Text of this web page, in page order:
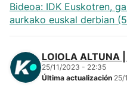
Carreras de montaña
"Helmuga"
Bideoa: IDK Euskotren,
aurkako euskal derbian
LOIOLA ALTUNA |
25/11/2023 - 22:35
Última actualización 25/